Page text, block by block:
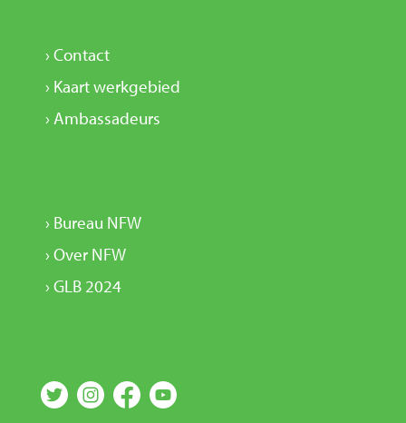
› Contact
› Kaart werkgebied
› Ambassadeurs
› Bureau NFW
› Over NFW
› GLB 2024